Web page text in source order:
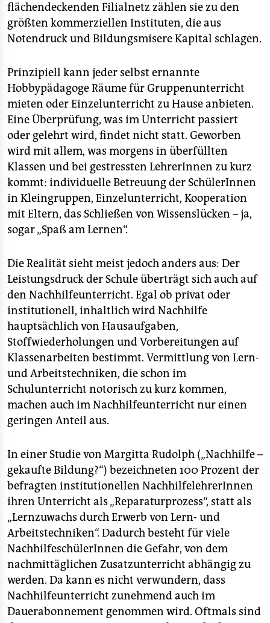
flächendeckenden Filialnetz zählen sie zu den
größten kommerziellen Instituten, die aus
Notendruck und Bildungsmisere Kapital schlagen.
Prinzipiell kann jeder selbst ernannte
Hobbypädagoge Räume für Gruppenunterricht
mieten oder Einzelunterricht zu Hause anbieten.
Eine Überprüfung, was im Unterricht passiert
oder gelehrt wird, findet nicht statt. Geworben
wird mit allem, was morgens in überfüllten
Klassen und bei gestressten LehrerInnen zu kurz
kommt: individuelle Betreuung der SchülerInnen
in Kleingruppen, Einzelunterricht, Kooperation
mit Eltern, das Schließen von Wissenslücken – ja,
sogar „Spaß am Lernen“.
Die Realität sieht meist jedoch anders aus: Der
Leistungsdruck der Schule überträgt sich auch auf
den Nachhilfeunterricht. Egal ob privat oder
institutionell, inhaltlich wird Nachhilfe
hauptsächlich von Hausaufgaben,
Stoffwiederholungen und Vorbereitungen auf
Klassenarbeiten bestimmt. Vermittlung von Lern-
und Arbeitstechniken, die schon im
Schulunterricht notorisch zu kurz kommen,
machen auch im Nachhilfeunterricht nur einen
geringen Anteil aus.
In einer Studie von Margitta Rudolph („Nachhilfe –
gekaufte Bildung?“) bezeichneten 100 Prozent der
befragten institutionellen NachhilfelehrerInnen
ihren Unterricht als „Reparaturprozess“, statt als
„Lernzuwachs durch Erwerb von Lern- und
Arbeitstechniken“. Dadurch besteht für viele
NachhilfeschülerInnen die Gefahr, von dem
nachmittäglichen Zusatzunterricht abhängig zu
werden. Da kann es nicht verwundern, dass
Nachhilfeunterricht zunehmend auch im
Dauerabonnement genommen wird. Oftmals sind